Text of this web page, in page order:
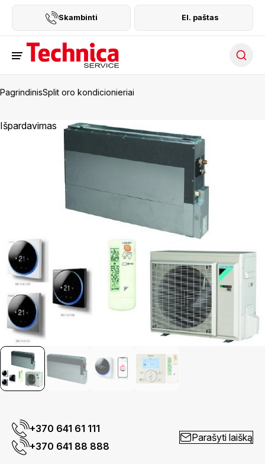
Skambinti El. paštas
PagrindinisSplit oro kondicionieriai
Išpardavimas
+370 641 61 111
+370 641 88 888
Parašyti laišką